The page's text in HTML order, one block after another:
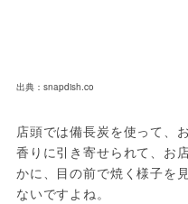
出典：snapdish.co
店頭では備長炭を使って、
香りに引き寄せられて、お
かに、目の前で焼く様子を
ないですよね。